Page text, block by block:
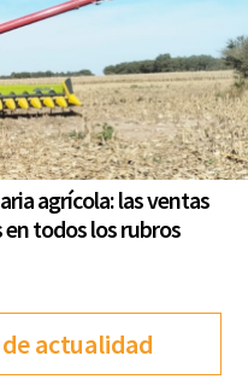
agrícola: las ventas
todos los rubros
actualidad